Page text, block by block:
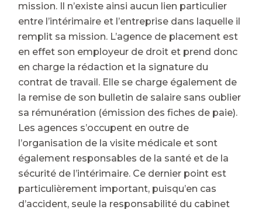
mission. Il n’existe ainsi aucun lien particulier
entre l’intérimaire et l’entreprise dans laquelle il
remplit sa mission. L’agence de placement est
en effet son employeur de droit et prend donc
en charge la rédaction et la signature du
contrat de travail. Elle se charge également de
la remise de son bulletin de salaire sans oublier
sa rémunération (émission des fiches de paie).
Les agences s’occupent en outre de
l’organisation de la visite médicale et sont
également responsables de la santé et de la
sécurité de l’intérimaire. Ce dernier point est
particulièrement important, puisqu’en cas
d’accident, seule la responsabilité du cabinet